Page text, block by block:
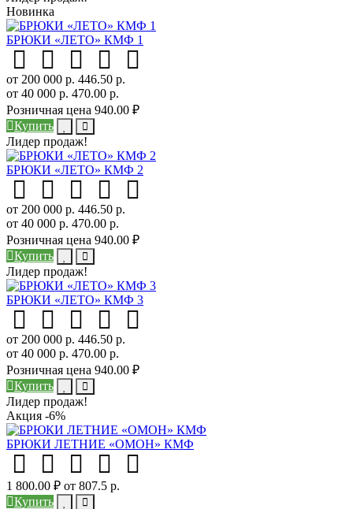
Новинка
БРЮКИ «ЛЕТО» КМФ 1
от 200 000 р. 446.50 р.
от 40 000 р. 470.00 р.
Розничная цена 940.00 ₽
Купить
Лидер продаж!
БРЮКИ «ЛЕТО» КМФ 2
от 200 000 р. 446.50 р.
от 40 000 р. 470.00 р.
Розничная цена 940.00 ₽
Купить
Лидер продаж!
БРЮКИ «ЛЕТО» КМФ 3
от 200 000 р. 446.50 р.
от 40 000 р. 470.00 р.
Розничная цена 940.00 ₽
Купить
Лидер продаж!
Акция -6%
БРЮКИ ЛЕТНИЕ «ОМОН» КМФ
1 800.00 ₽ от 807.5 р.
Купить